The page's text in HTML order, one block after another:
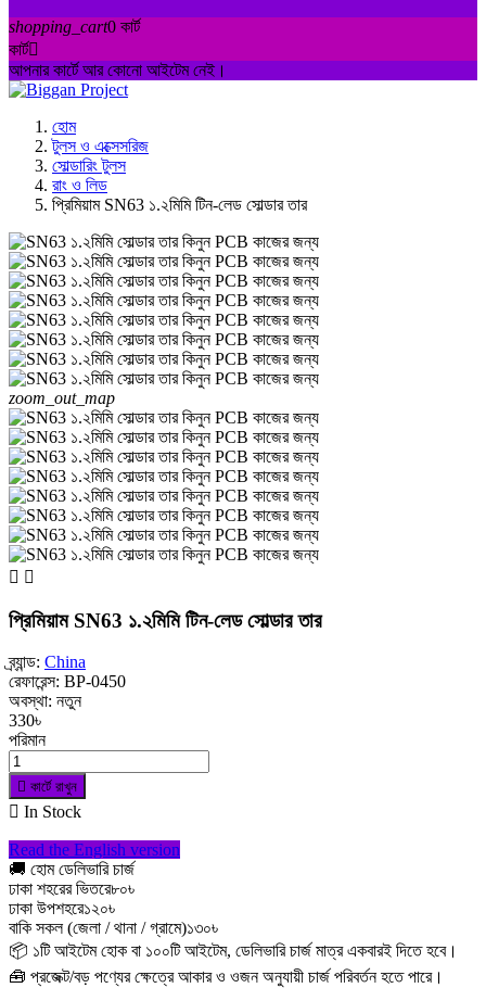
shopping_cart0 কার্ট
কার্ট
আপনার কার্টে আর কোনো আইটেম নেই।
হোম
টুলস ও এক্সেসরিজ
সোল্ডারিং টুলস
রাং ও লিড
প্রিমিয়াম SN63 ১.২মিমি টিন-লেড সোল্ডার তার
zoom_out_map
 
প্রিমিয়াম SN63 ১.২মিমি টিন-লেড সোল্ডার তার
ব্র্যান্ড: China
রেফারেন্স: BP-0450
অবস্থা: নতুন
330৳
পরিমান
 কার্টে রাখুন
 In Stock
Read the English version
🚚 হোম ডেলিভারি চার্জ
ঢাকা শহরের ভিতরে৮০৳
ঢাকা উপশহরে১২০৳
বাকি সকল (জেলা / থানা / গ্রামে)১৩০৳
📦 ১টি আইটেম হোক বা ১০০টি আইটেম, ডেলিভারি চার্জ মাত্র একবারই দিতে হবে।
🧰 প্রজেক্ট/বড় পণ্যের ক্ষেত্রে আকার ও ওজন অনুযায়ী চার্জ পরিবর্তন হতে পারে।